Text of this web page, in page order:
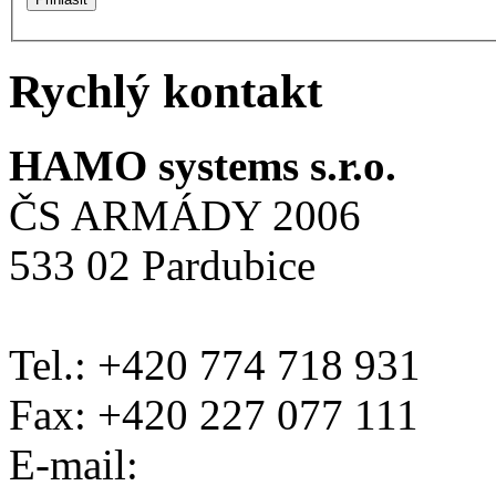
Rychlý kontakt
HAMO systems s.r.o.
ČS ARMÁDY 2006
533 02 Pardubice
Tel.: +420 774 718 931
Fax: +420 227 077 111
E-mail: